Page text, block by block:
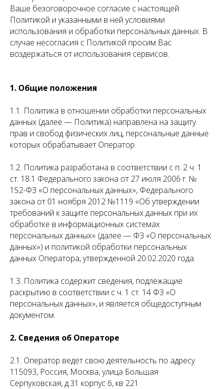
Ваше безоговорочное согласие с настоящей
Политикой и указанными в ней условиями
использования и обработки персональных данных. В
случае несогласия с Политикой просим Вас
воздержаться от использования сервисов.
1. Общие положения
1.1. Политика в отношении обработки персональных
данных (далее — Политика) направлена на защиту
прав и свобод физических лиц, персональные данные
которых обрабатывает Оператор.
1.2. Политика разработана в соответствии с п. 2 ч. 1
ст. 18.1 Федерального закона от 27 июля 2006 г. №
152-ФЗ «О персональных данных», Федерального
закона от 01 ноября 2012 №1119 «Об утверждении
требований к защите персональных данных при их
обработке в информационных системах
персональных данных» (далее — ФЗ «О персональных
данных») и политикой обработки персональных
данных Оператора, утвержденной 20.02.2020 года.
1.3. Политика содержит сведения, подлежащие
раскрытию в соответствии с ч. 1 ст. 14 ФЗ «О
персональных данных», и является общедоступным
документом.
2. Сведения об Операторе
2.1. Оператор ведет свою деятельность по адресу
115093, Россия, Москва, улица Большая
Серпуховская, д.31 корпус 6, кв 221